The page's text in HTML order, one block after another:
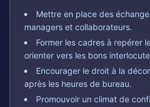
Mettre en place des
managers et collaborateurs.
Former les cadres à repérer
orienter vers les bons
Encourager le droit à la
après les heures de bureau.
Promouvoir un climat de